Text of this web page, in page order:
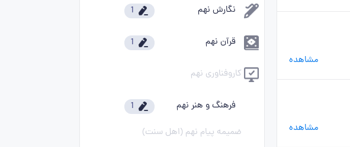
مشاهده
مشاهده
نگارش نهم 1
قرآن نهم 1
کاروفناوری نهم
فرهنگ و هنر نهم 1
ضمیمه پیام نهم (اهل سنت)